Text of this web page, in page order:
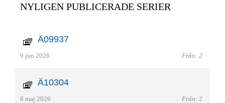
NYLIGEN PUBLICERADE SERIER
Ä09937
9 jun 2026 Från: 2
Ä10304
6 maj 2026 Från: 2